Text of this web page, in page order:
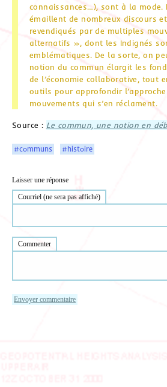
connaissances…), sont à la mode.
émaillent de nombreux discours
revendiqués par de multiples
alternatifs », dont les Indignés
emblématiques. De la sorte, on
notion du commun élargit les
de l’économie collaborative, tout
outils pour approfondir
mouvements qui s’en réclament.
Source : Le commun, une notion en
#communs #histoire
Laisser une réponse
Courriel (ne sera pas affiché)
Commenter